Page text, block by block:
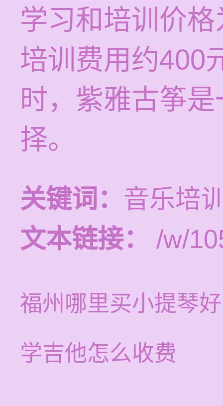
学习和培训价
培训费用约400
时，紫雅古筝
择。
关键词： 音乐培
文本链接：
/w/
福州哪里买小提琴好
学吉他怎么收费